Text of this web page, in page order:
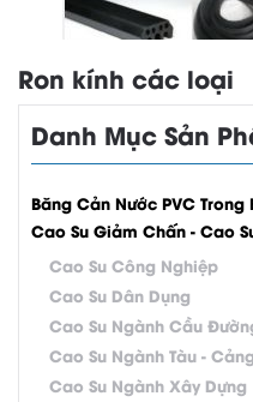
Ron kính các loại
Danh Mục Sản
Băng Cản Nước PVC Trong
Cao Su Giảm Chấn - Cao
Cao Su Công Nghiệp
Cao Su Dân Dụng
Cao Su Ngành Cầu
Cao Su Ngành Tàu - Cảng
Cao Su Ngành Xây Dựng